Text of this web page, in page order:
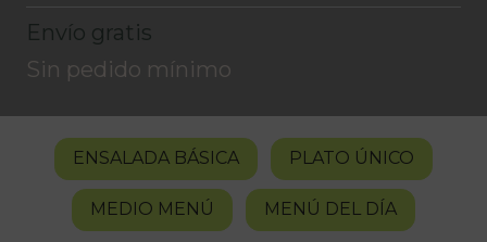
Envío gratis
Sin pedido mínimo
ENSALADA BÁSICA PLATO ÚNICO
MEDIO MENÚ MENÚ DEL DÍA